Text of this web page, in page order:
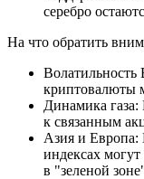
серебро
На что обратить
криптовалюты
Динамика газа:
к связанным
Азия и Европа:
индексах
в "зеленой